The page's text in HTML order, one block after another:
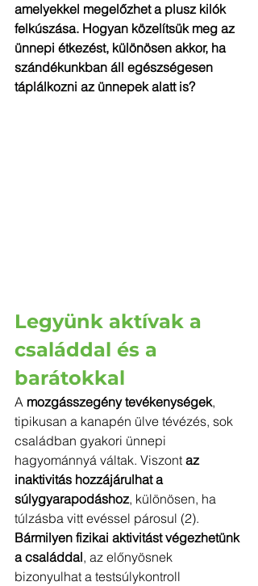
amelyekkel megelőzhet a plusz kilók
felkúszása. Hogyan közelítsük meg az
ünnepi étkezést, különösen akkor, ha
szándékunkban áll egészségesen
táplálkozni az ünnepek alatt is?
Legyünk aktívak a
családdal és a
barátokkal
A mozgásszegény tevékenységek,
tipikusan a kanapén ülve tévézés, sok
családban gyakori ünnepi
hagyománnyá váltak. Viszont az
inaktivitás hozzájárulhat a
súlygyarapodáshoz, különösen, ha
túlzásba vitt evéssel párosul (2).
Bármilyen fizikai aktivitást végezhetünk
a családdal, az előnyösnek
bizonyulhat a testsúlykontroll